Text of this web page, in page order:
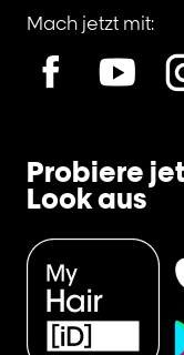
Mach jetzt mit:
Probiere
Look aus